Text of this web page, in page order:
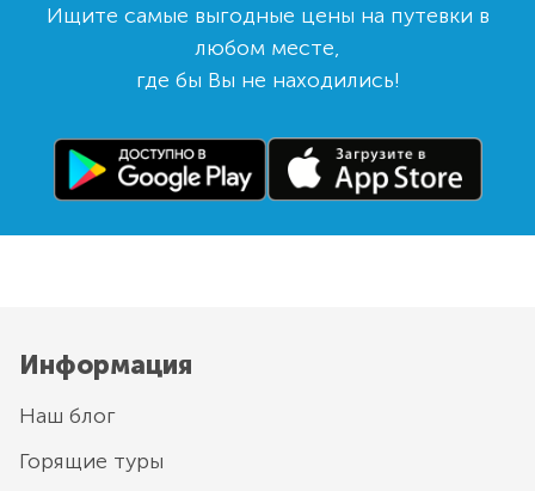
Ищите самые выгодные цены на путевки в
любом месте,
где бы Вы не находились!
Информация
Наш блог
Горящие туры